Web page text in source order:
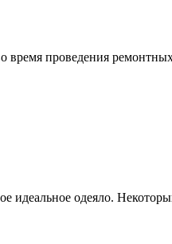
проведения
идеальное одеяло.